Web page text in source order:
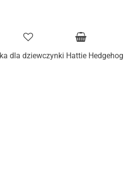
dla dziewczynki Hattie Hedgehog